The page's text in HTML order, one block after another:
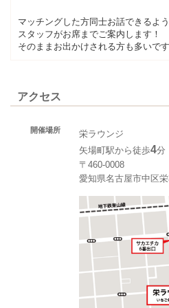
マッチングした方同士お話できるよ
スタッフがお席までご案内します！
そのままお出かけされる方も多いで
アクセス
開催場所
栄ラウンジ
矢場町駅から徒歩4分
〒460-0008
愛知県名古屋市中区